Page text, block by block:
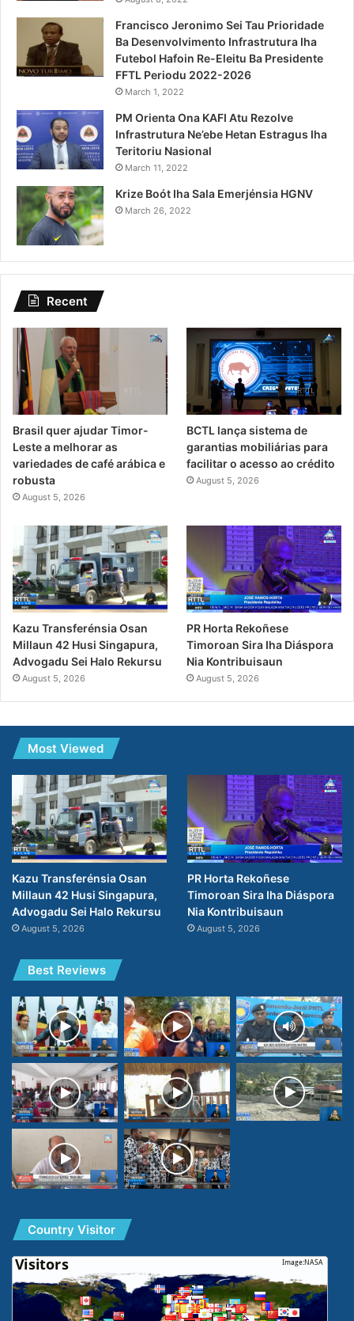
Francisco Jeronimo Sei Tau Prioridade
Ba Desenvolvimento Infrastrutura Iha
Futebol Hafoin Re-Eleitu Ba Presidente
FFTL Periodu 2022-2026
March 1, 2022
PM Orienta Ona KAFI Atu Rezolve
Infrastrutura Ne’ebe Hetan Estragus Iha
Teritoriu Nasional
March 11, 2022
Krize Boót Iha Sala Emerjénsia HGNV
March 26, 2022
Recent
Brasil quer ajudar Timor-
Leste a melhorar as
variedades de café arábica e
robusta
August 5, 2026
BCTL lança sistema de
garantias mobiliárias para
facilitar o acesso ao crédito
August 5, 2026
Kazu Transferénsia Osan
Millaun 42 Husi Singapura,
Advogadu Sei Halo Rekursu
August 5, 2026
PR Horta Rekoñese
Timoroan Sira Iha Diáspora
Nia Kontribuisaun
August 5, 2026
Most Viewed
Kazu Transferénsia Osan
Millaun 42 Husi Singapura,
Advogadu Sei Halo Rekursu
August 5, 2026
PR Horta Rekoñese
Timoroan Sira Iha Diáspora
Nia Kontribuisaun
August 5, 2026
Best Reviews
Country Visitor